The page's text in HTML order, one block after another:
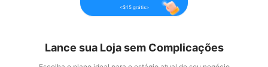
<$15 grátis>
Lance sua Loja sem Complicações